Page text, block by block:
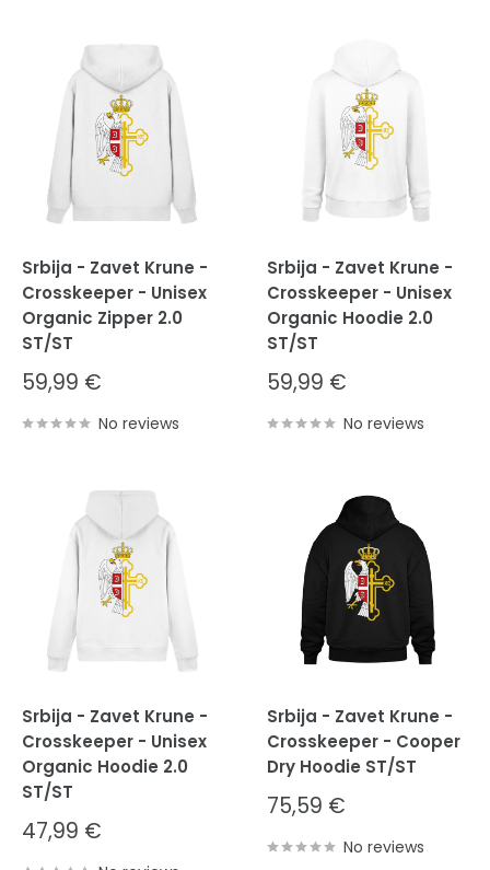
Srbija - Zavet Krune -
Crosskeeper - Unisex
Organic Zipper 2.0
ST/ST
Sale
price
59,99 €
No reviews
Srbija - Zavet Krune -
Crosskeeper - Unisex
Organic Hoodie 2.0
ST/ST
Sale
price
59,99 €
No reviews
Srbija - Zavet Krune -
Crosskeeper - Unisex
Organic Hoodie 2.0
ST/ST
Sale
price
47,99 €
Srbija - Zavet Krune -
Crosskeeper - Cooper
Dry Hoodie ST/ST
Sale
price
75,59 €
No reviews